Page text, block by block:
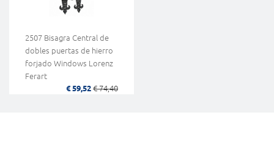
2507 Bisagra Central de
dobles puertas de hierro
forjado Windows Lorenz
Ferart
€ 59,52 € 74,40